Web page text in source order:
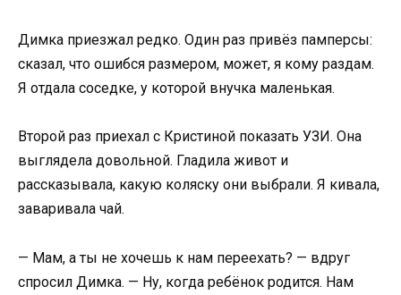
Димка приезжал редко. Один раз привёз памперсы:
сказал, что ошибся размером, может, я кому раздам.
Я отдала соседке, у которой внучка маленькая.
Второй раз приехал с Кристиной показать УЗИ. Она
выглядела довольной. Гладила живот и
рассказывала, какую коляску они выбрали. Я кивала,
заваривала чай.
— Мам, а ты не хочешь к нам переехать? — вдруг
спросил Димка. — Ну, когда ребёнок родится. Нам